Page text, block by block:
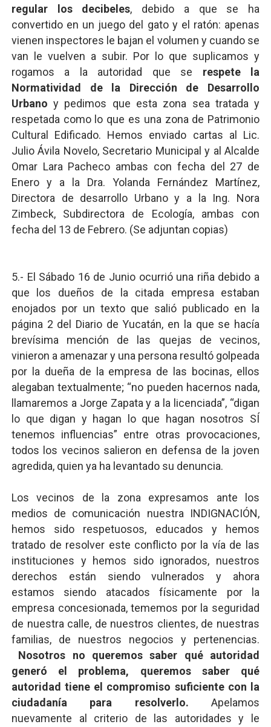
regular los decibeles, debido a que se ha
convertido en un juego del gato y el ratón: apenas
vienen inspectores le bajan el volumen y cuando se
van le vuelven a subir. Por lo que suplicamos y
rogamos a la autoridad que se respete la
Normatividad de la Dirección de Desarrollo
Urbano y pedimos que esta zona sea tratada y
respetada como lo que es una zona de Patrimonio
Cultural Edificado. Hemos enviado cartas al Lic.
Julio Ávila Novelo, Secretario Municipal y al Alcalde
Omar Lara Pacheco ambas con fecha del 27 de
Enero y a la Dra. Yolanda Fernández Martínez,
Directora de desarrollo Urbano y a la Ing. Nora
Zimbeck, Subdirectora de Ecología, ambas con
fecha del 13 de Febrero. (Se adjuntan copias)
5.- El Sábado 16 de Junio ocurrió una riña debido a
que los dueños de la citada empresa estaban
enojados por un texto que salió publicado en la
página 2 del Diario de Yucatán, en la que se hacía
brevísima mención de las quejas de vecinos,
vinieron a amenazar y una persona resultó golpeada
por la dueña de la empresa de las bocinas, ellos
alegaban textualmente; “no pueden hacernos nada,
llamaremos a Jorge Zapata y a la licenciada”, “digan
lo que digan y hagan lo que hagan nosotros SÍ
tenemos influencias” entre otras provocaciones,
todos los vecinos salieron en defensa de la joven
agredida, quien ya ha levantado su denuncia.
Los vecinos de la zona expresamos ante los
medios de comunicación nuestra INDIGNACIÓN,
hemos sido respetuosos, educados y hemos
tratado de resolver este conflicto por la vía de las
instituciones y hemos sido ignorados, nuestros
derechos están siendo vulnerados y ahora
estamos siendo atacados físicamente por la
empresa concesionada, tememos por la seguridad
de nuestra calle, de nuestros clientes, de nuestras
familias, de nuestros negocios y pertenencias.
Nosotros no queremos saber qué autoridad
generó el problema, queremos saber qué
autoridad tiene el compromiso suficiente con la
ciudadanía para resolverlo. Apelamos
nuevamente al criterio de las autoridades y le